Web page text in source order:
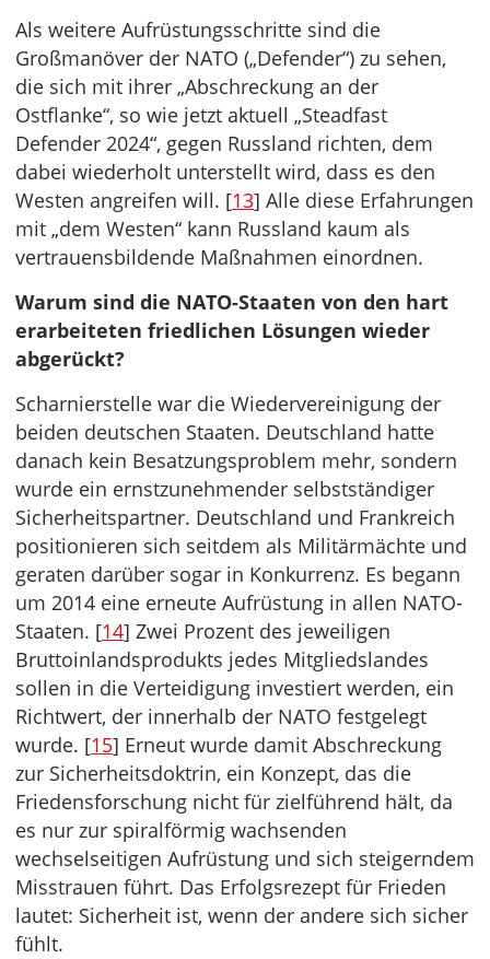
Als weitere Aufrüstungsschritte sind die
Großmanöver der NATO („Defender“) zu sehen,
die sich mit ihrer „Abschreckung an der
Ostflanke“, so wie jetzt aktuell „Steadfast
Defender 2024“, gegen Russland richten, dem
dabei wiederholt unterstellt wird, dass es den
Westen angreifen will. [13] Alle diese Erfahrungen
mit „dem Westen“ kann Russland kaum als
vertrauensbildende Maßnahmen einordnen.
Warum sind die NATO-Staaten von den hart
erarbeiteten friedlichen Lösungen wieder
abgerückt?
Scharnierstelle war die Wiedervereinigung der
beiden deutschen Staaten. Deutschland hatte
danach kein Besatzungsproblem mehr, sondern
wurde ein ernstzunehmender selbstständiger
Sicherheitspartner. Deutschland und Frankreich
positionieren sich seitdem als Militärmächte und
geraten darüber sogar in Konkurrenz. Es begann
um 2014 eine erneute Aufrüstung in allen NATO-
Staaten. [14] Zwei Prozent des jeweiligen
Bruttoinlandsprodukts jedes Mitgliedslandes
sollen in die Verteidigung investiert werden, ein
Richtwert, der innerhalb der NATO festgelegt
wurde. [15] Erneut wurde damit Abschreckung
zur Sicherheitsdoktrin, ein Konzept, das die
Friedensforschung nicht für zielführend hält, da
es nur zur spiralförmig wachsenden
wechselseitigen Aufrüstung und sich steigerndem
Misstrauen führt. Das Erfolgsrezept für Frieden
lautet: Sicherheit ist, wenn der andere sich sicher
fühlt.